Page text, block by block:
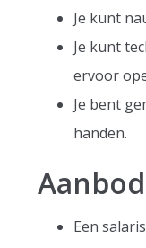
Je kunt
Je kunt
ervoor
Je bent
handen.
Aanbod
Een